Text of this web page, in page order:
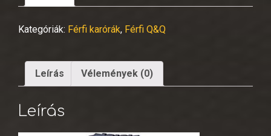
Kategóriák: Férfi karórák, Férfi Q&Q
Leírás Vélemények (0)
Leírás